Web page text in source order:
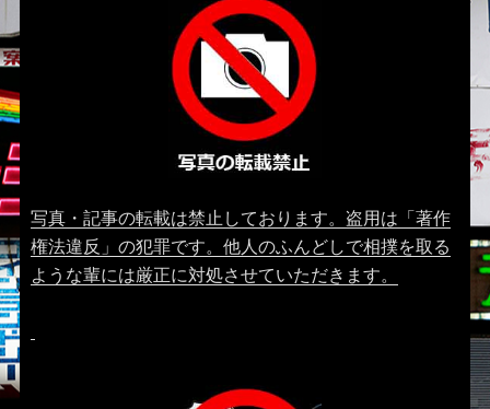
写真・記事の転載は禁止しております。盗用は「著作
権法違反」の犯罪です。他人のふんどしで相撲を取る
ような輩には厳正に対処させていただきます。